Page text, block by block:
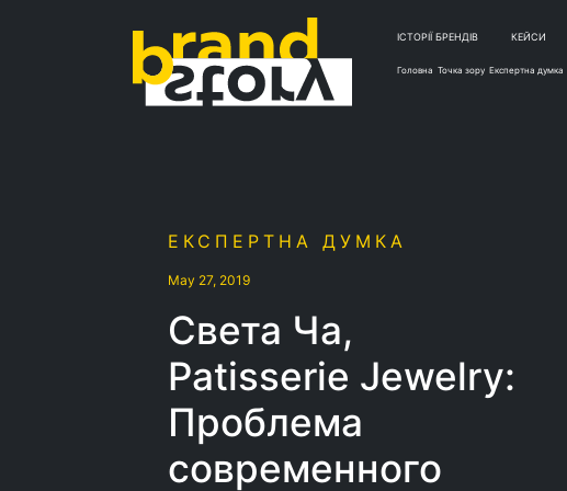
ІСТОРІЇ БРЕНДІВ КЕЙСИ
Головна Точка зору Експертна думка
ЕКСПЕРТНА ДУМКА
May 27, 2019
Света Ча,
Patisserie Jewelry:
Проблема
современного